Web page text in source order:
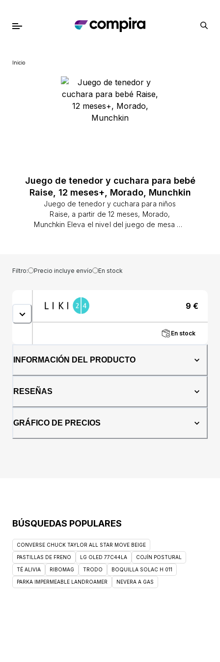
Inicio
Juego de tenedor y cuchara para bebé
Raise, 12 meses+, Morado, Munchkin
Juego de tenedor y cuchara para niños
Raise, a partir de 12 meses, Morado,
Munchkin Eleva el nivel del juego de mesa de
y vienen con una ventaja adicional: una base
que mantiene las puntas de los utensilios
Incluye: un tenedor y una cuchara. · La base
mantiene las puntas de los utensilios alejadas
los gérmenes. · El diseño ergonómico se
adapta a las manos de los niños pequeños. ·
fácilmente. · Se puede lavar en lavavajillas. ·
Filtro: Precio incluye envío En stock
9 €
En stock
INFORMACIÓN DEL PRODUCTO
RESEÑAS
GRÁFICO DE PRECIOS
BÚSQUEDAS POPULARES
CONVERSE CHUCK TAYLOR ALL STAR MOVE BEIGE
PASTILLAS DE FRENO LG OLED 77C44LA COJÍN POSTURAL
TÉ ALIVIA RIBOMAG TRODO BOQUILLA SOLAC H 011
PARKA IMPERMEABLE LANDROAMER NEVERA A GAS